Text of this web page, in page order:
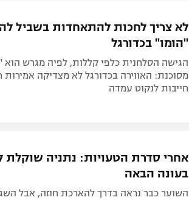
לא צריך לחכות להתאחדות בשביל
"הומו" בכדורגל
הגישה הסלחנית כלפי קללות, לפיה מגרש הוא
מסוכנת: האווירה בכדורגל לא מצדיקה
חייבות לנקוט עמדה
אחרי סדרת הטעויות: נתניה שוקלת
בעונה הבאה
השוער כבר נראה בדרך להארכת חוזה, אבל